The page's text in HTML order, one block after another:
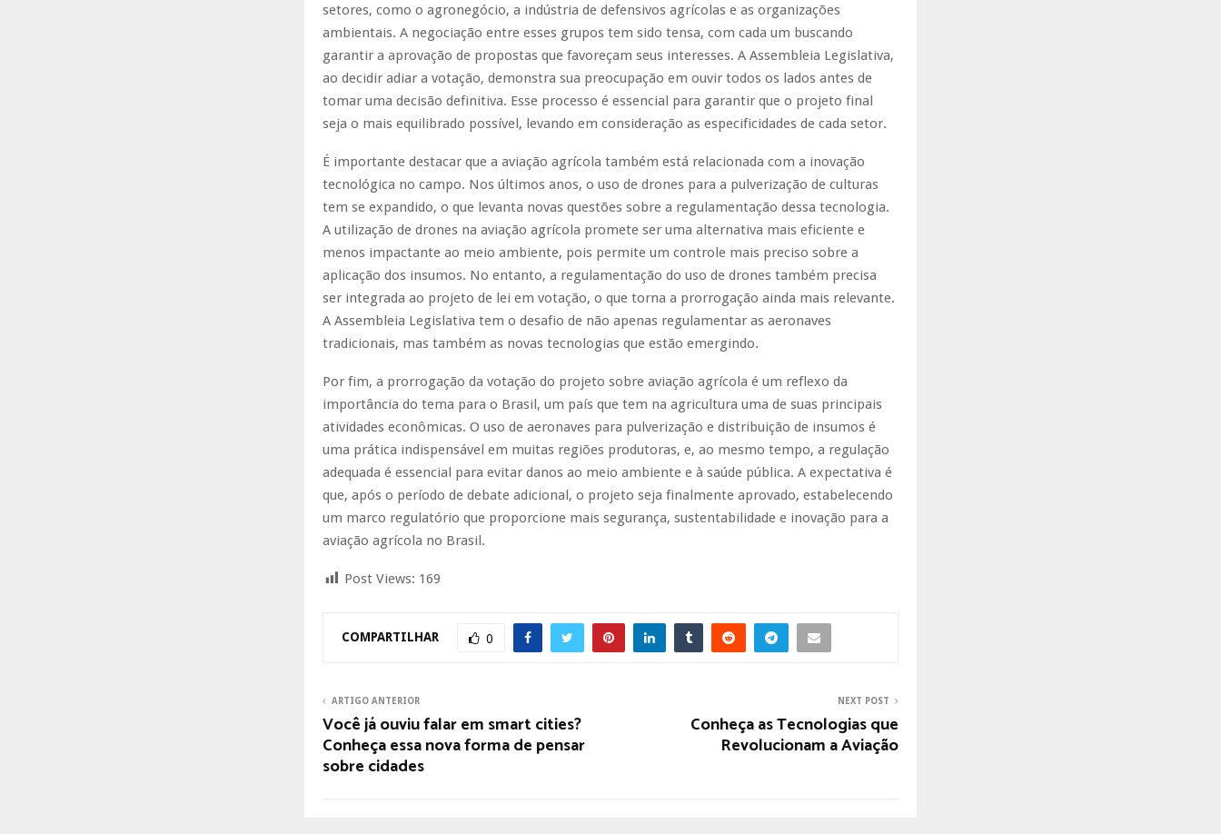
setores, como o agronegócio, a indústria de defensivos agrícolas e as organizações
ambientais. A negociação entre esses grupos tem sido tensa, com cada um buscando
garantir a aprovação de propostas que favoreçam seus interesses. A Assembleia Legislativa,
ao decidir adiar a votação, demonstra sua preocupação em ouvir todos os lados antes de
tomar uma decisão definitiva. Esse processo é essencial para garantir que o projeto final
seja o mais equilibrado possível, levando em consideração as especificidades de cada setor.
É importante destacar que a aviação agrícola também está relacionada com a inovação
tecnológica no campo. Nos últimos anos, o uso de drones para a pulverização de culturas
tem se expandido, o que levanta novas questões sobre a regulamentação dessa tecnologia.
A utilização de drones na aviação agrícola promete ser uma alternativa mais eficiente e
menos impactante ao meio ambiente, pois permite um controle mais preciso sobre a
aplicação dos insumos. No entanto, a regulamentação do uso de drones também precisa
ser integrada ao projeto de lei em votação, o que torna a prorrogação ainda mais relevante.
A Assembleia Legislativa tem o desafio de não apenas regulamentar as aeronaves
tradicionais, mas também as novas tecnologias que estão emergindo.
Por fim, a prorrogação da votação do projeto sobre aviação agrícola é um reflexo da
importância do tema para o Brasil, um país que tem na agricultura uma de suas principais
atividades econômicas. O uso de aeronaves para pulverização e distribuição de insumos é
uma prática indispensável em muitas regiões produtoras, e, ao mesmo tempo, a regulação
adequada é essencial para evitar danos ao meio ambiente e à saúde pública. A expectativa é
que, após o período de debate adicional, o projeto seja finalmente aprovado, estabelecendo
um marco regulatório que proporcione mais segurança, sustentabilidade e inovação para a
aviação agrícola no Brasil.
Post Views: 169
COMPARTILHAR 0
ARTIGO ANTERIOR
Você já ouviu falar em smart cities?
Conheça essa nova forma de pensar
sobre cidades
NEXT POST
Conheça as Tecnologias que
Revolucionam a Aviação